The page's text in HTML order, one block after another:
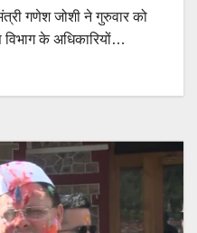
गणेश जोशी ने गुरुवार को
विभाग के अधिकारियों…